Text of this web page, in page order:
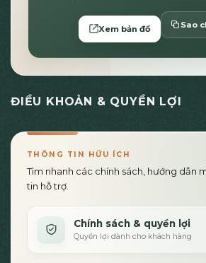
Xem bản đồ Sao
ĐIỀU KHOẢN & QUYỀN LỢI
THÔNG TIN HỮU ÍCH
Tìm nhanh các chính sách, hướng dẫn
tin hỗ trợ.
Chính sách & quyền lợi
Quyền lợi dành cho khách hàng